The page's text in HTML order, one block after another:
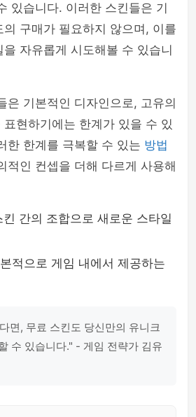
있습니다. 이러한 스킨들은 기
구매가 필요하지 않으며, 이를
자유롭게 시도해볼 수 있습니
은 기본적인 디자인으로, 고유의
현하기에는 한계가 있을 수 있
한 한계를 극복할 수 있는 방법
적인 컨셉을 더해 다르게 사용해
킨 간의 조합으로 새로운 스타일
적으로 게임 내에서 제공하는
면, 무료 스킨도 당신만의 유니크
수 있습니다." - 게임 전략가 김유